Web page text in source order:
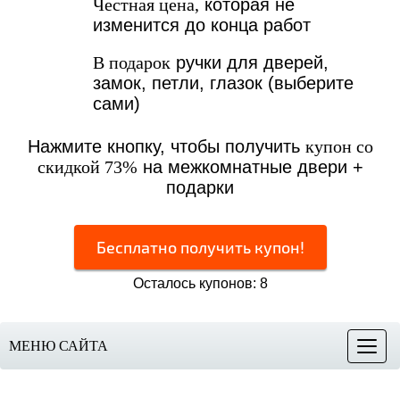
Честная цена, которая не
изменится до конца работ
В подарок ручки для дверей,
замок, петли, глазок (выберите
сами)
Нажмите кнопку, чтобы получить купон со
скидкой 73% на межкомнатные двери +
подарки
Бесплатно получить купон!
Осталось купонов: 8
Меню
МЕНЮ САЙТА